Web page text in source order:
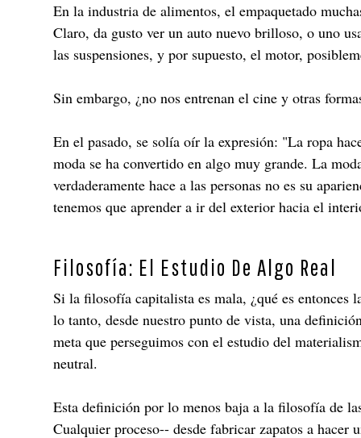
En la industria de alimentos, el empaquetado
Claro, da gusto ver un auto nuevo brilloso, o uno
las suspensiones, y por supuesto, el motor,
Sin embargo, ¿no nos entrenan el cine y otras
En el pasado, se solía oír la expresión: "La ropa
moda se ha convertido en algo muy grande. La
verdaderamente hace a las personas no es su
tenemos que aprender a ir del exterior hacia el
Filosofía: El Estudio De Algo Real
Si la filosofía capitalista es mala, ¿qué es
lo tanto, desde nuestro punto de vista, una
meta que perseguimos con el estudio del
neutral.
Esta definición por lo menos baja a la filosofía de
Cualquier proceso-- desde fabricar zapatos a